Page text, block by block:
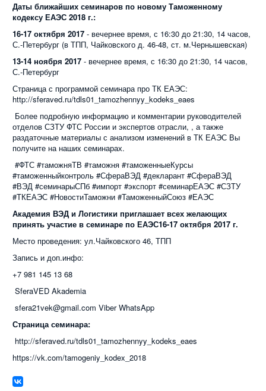
Даты ближайших семинаров по новому Таможенному
кодексу ЕАЭС 2018 г.:
16-17 октября 2017 - вечернее время, с 16:30 до 21:30, 14 часов,
С.-Петербург (в ТПП, Чайковского д. 46-48, ст. м.Чернышевская)
13-14 ноября 2017 - вечернее время, с 16:30 до 21:30, 14 часов,
С.-Петербург
Страница с программой семинара про ТК ЕАЭС:
http://sferaved.ru/tdls01_tamozhennyy_kodeks_eaes
Более подробную информацию и комментарии руководителей
отделов СЗТУ ФТС России и экспертов отрасли, , а также
раздаточные материалы с анализом изменений в ТК ЕАЭС Вы
получите на наших семинарах.
#ФТС #таможняТВ #таможня #таможенныеКурсы
#таможенныйконтроль #СфераВЭД #декларант #СфераВЭД
#ВЭД #семинарыСПб #импорт #экспорт #семинарЕАЭС #СЗТУ
#ТКЕАЭС #НовостиТаможни #ТаможенныйСоюз #ЕАЭС
Академия ВЭД и Логистики приглашает всех желающих
принять участие в семинаре по ЕАЭС16-17 октября 2017 г.
Место проведения: ул.Чайковского 46, ТПП
Запись и доп.инфо:
+7 981 145 13 68
SferaVED Akademia
sfera21vek@gmail.com Viber WhatsApp
Страница семинара:
http://sferaved.ru/tdls01_tamozhennyy_kodeks_eaes
https://vk.com/tamogeniy_kodex_2018